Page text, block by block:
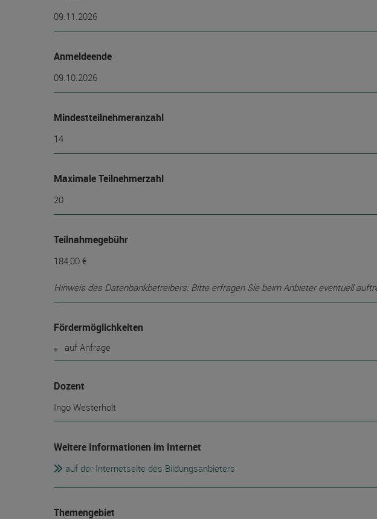
09.11.2026
Anmeldeende
09.10.2026
Mindest­teilnehmer­anzahl
14
Maximale Teilnehmerzahl
20
Teilnahmegebühr
184,00 €
Hinweis des Datenbankbetreibers: Bitte erfragen Sie beim Anbieter eventuell
Fördermöglichkeiten
auf Anfrage
Dozent
Ingo Westerholt
Weitere Informationen im Internet
auf der Internetseite des Bildungsanbieters
Themengebiet